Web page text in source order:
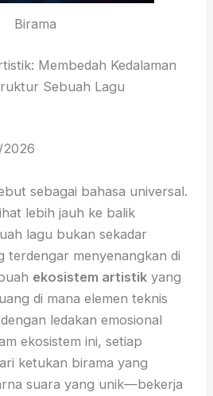
Birama
Membedah Kedalaman
Sebuah Lagu
2026
sebagai bahasa universal.
lebih jauh ke balik
lagu bukan sekadar
terdengar menyenangkan di
ekosistem artistik yang
di mana elemen teknis
ledakan emosional
ekosistem ini, setiap
ketukan birama yang
suara yang unik—bekerja